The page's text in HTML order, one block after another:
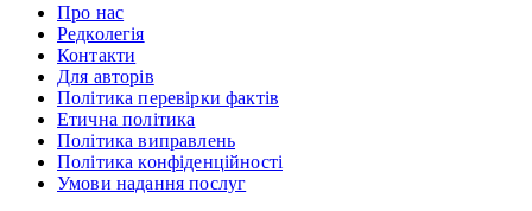
Про нас
Редколегія
Контакти
Для авторів
Політика перевірки фактів
Етична політика
Політика виправлень
Політика конфіденційності
Умови надання послуг